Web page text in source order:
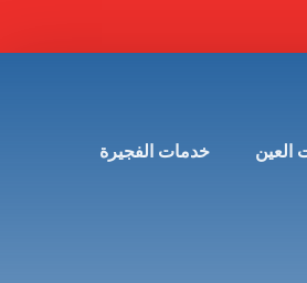
العين خدمات الفجيرة